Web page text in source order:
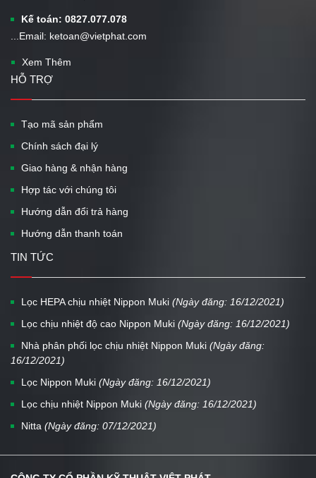
Kế toán: 0827.077.078
...Email: ketoan@vietphat.com
Xem Thêm
HỖ TRỢ
Tạo mã sản phẩm
Chính sách đại lý
Giao hàng & nhận hàng
Hợp tác với chúng tôi
Hướng dẫn đổi trả hàng
Hướng dẫn thanh toán
TIN TỨC
Lọc HEPA chịu nhiệt Nippon Muki (Ngày đăng: 16/12/2021)
Lọc chịu nhiệt độ cao Nippon Muki (Ngày đăng: 16/12/2021)
Nhà phân phối lọc chịu nhiệt Nippon Muki (Ngày đăng:
16/12/2021)
Lọc Nippon Muki (Ngày đăng: 16/12/2021)
Lọc chịu nhiệt Nippon Muki (Ngày đăng: 16/12/2021)
Nitta (Ngày đăng: 07/12/2021)